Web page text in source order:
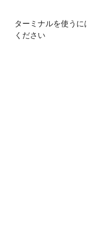
ターミナルを使う
ください